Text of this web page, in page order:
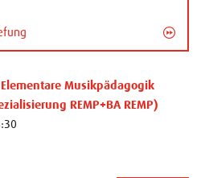
Musikpädagogik
REMP+BA REMP)